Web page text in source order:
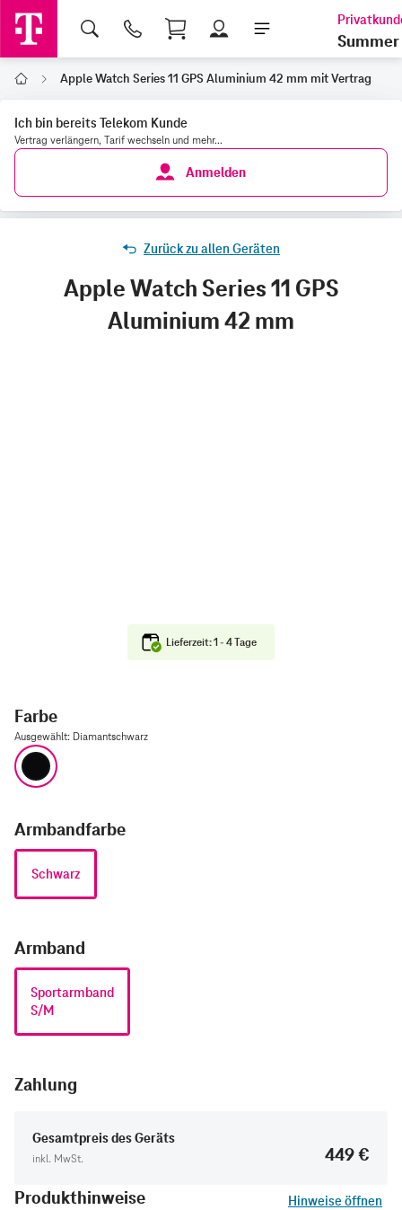
Shopping Cart
Summer
Home Apple Watch Series 11 GPS Aluminium 42 mm mit Vertrag
Ich bin bereits Telekom Kunde
Vertrag verlängern, Tarif wechseln und mehr...
Anmelden
Zurück zu allen Geräten
Apple Watch Series 11 GPS
Aluminium 42 mm
Lieferzeit: 1 - 4 Tage
Farbe
Ausgewählt: Diamantschwarz
Armbandfarbe
Schwarz
Armband
Sportarmband
S/M
Zahlung
Gesamtpreis des Geräts
inkl. MwSt.
449 €
Produkthinweise
Hinweise öffnen